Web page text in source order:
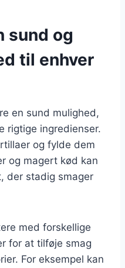
sund og
til enhver
en sund mulighed,
rigtige ingredienser.
og fylde dem
og magert kød kan
der stadig smager
med forskellige
for at tilføje smag
For eksempel kan